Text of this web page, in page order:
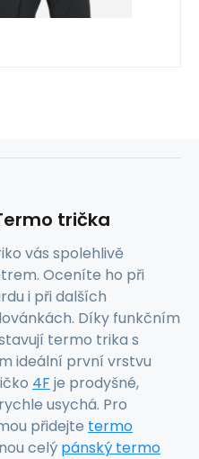
trička
vás spolehlivě
Oceníte ho při
i při dalších
Díky funkčním
termo trika s
ideální první vrstvu
4F je prodyšné,
usychá. Pro
přidejte termo
celý pánský termo